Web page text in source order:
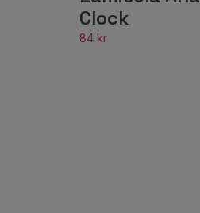
Clock
84 kr